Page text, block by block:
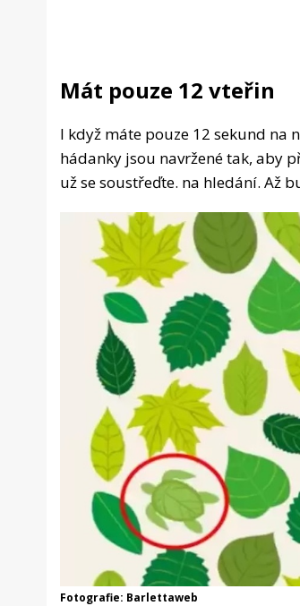
Mát pouze 12 vteřin
I když máte pouze 12 sekund na
hádanky jsou navržené tak, aby
už se soustřeďte. na hledání. Až
Fotografie: Barlettaweb